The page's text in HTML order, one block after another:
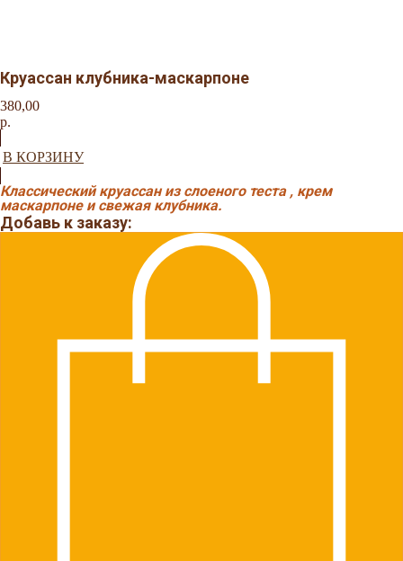
Круассан клубника-маскарпоне
380,00
р.
В КОРЗИНУ
Классический круассан из слоеного теста , крем
маскарпоне и свежая клубника.
Добавь к заказу: